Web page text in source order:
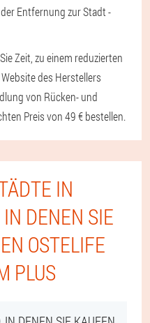
Entfernung zur Stadt -
Zeit, zu einem reduzierten
des Herstellers
von Rücken- und
Preis von 49 € bestellen.
IN
DENEN SIE
OSTELIFE
PLUS